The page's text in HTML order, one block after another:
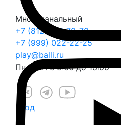
Многоканальный
+7 (812) 317-70-70
+7 (999) 022-22-25
play@balli.ru
Пн – Пт: с 9:00 до 18:00
Вход